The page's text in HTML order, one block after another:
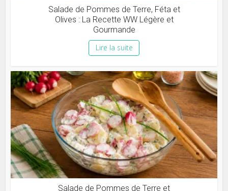
Salade de Pommes de Terre, Féta et
Olives : La Recette WW Légère et
Gourmande
Lire la suite
Salade de Pommes de Terre et